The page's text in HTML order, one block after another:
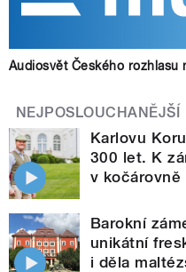
Audiosvět Českého rozhlasu
NEJPOSLOUCHANĚJŠÍ
Karlovu
300 let. K
v kočárovně
Barokní
unikátní
i děla